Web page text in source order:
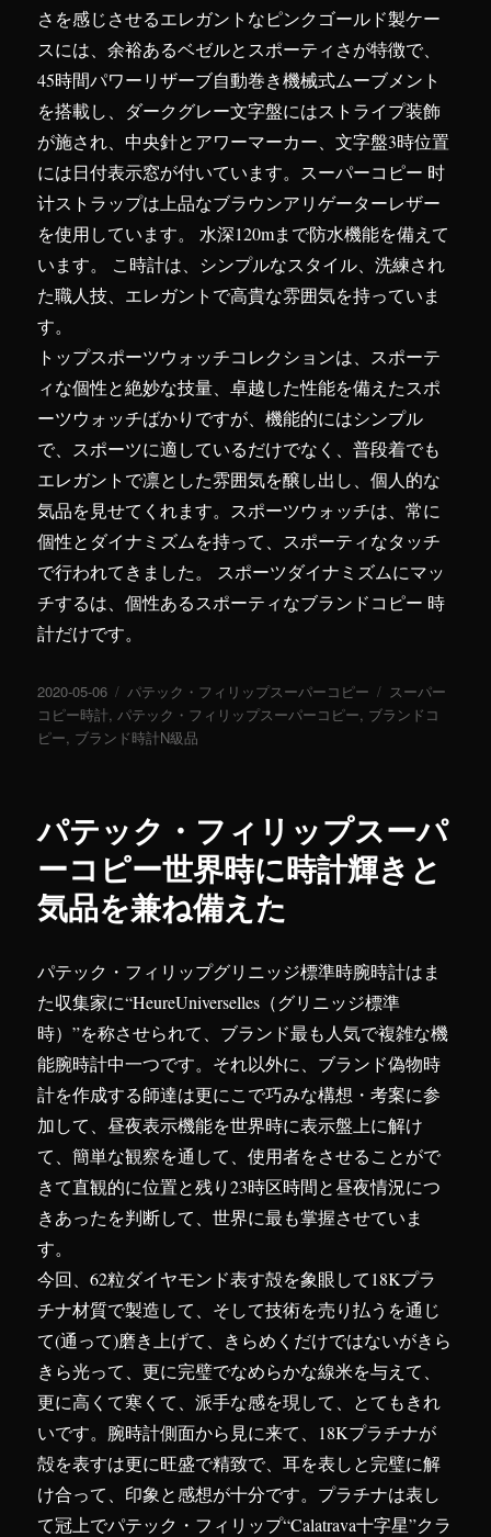
さを感じさせるエレガントなピンクゴールド製ケー
スには、余裕あるベゼルとスポーティさが特徴で、
45時間パワーリザーブ自動巻き機械式ムーブメント
を搭載し、ダークグレー文字盤にはストライプ装飾
が施され、中央針とアワーマーカー、文字盤3時位置
には日付表示窓が付いています。スーパーコピー 时
计ストラップは上品なブラウンアリゲーターレザー
を使用しています。 水深120mまで防水機能を備えて
います。 こ時計は、シンプルなスタイル、洗練され
た職人技、エレガントで高貴な雰囲気を持っていま
す。
トップスポーツウォッチコレクションは、スポーテ
ィな個性と絶妙な技量、卓越した性能を備えたスポ
ーツウォッチばかりですが、機能的にはシンプル
で、スポーツに適しているだけでなく、普段着でも
エレガントで凛とした雰囲気を醸し出し、個人的な
気品を見せてくれます。スポーツウォッチは、常に
個性とダイナミズムを持って、スポーティなタッチ
で行われてきました。 スポーツダイナミズムにマッ
チするは、個性あるスポーティなブランドコピー 時
計だけです。
投
稿
日:
2020-05-06
カ
テ
ゴ
パテック・フィリップスーパーコピー
タ
グ
スーパー
コピー時計,パテック・フィリップスーパーコピー, ブランドコ
ピー, ブランド時計N級品
パテック・フィリップスーパ
ーコピー世界時に時計輝きと
気品を兼ね備えた
パテック・フィリップグリニッジ標準時腕時計はま
た収集家に“HeureUniverselles（グリニッジ標準
時）”を称させられて、ブランド最も人気で複雑な機
能腕時計中一つです。それ以外に、ブランド偽物時
計を作成する師達は更にこで巧みな構想・考案に参
加して、昼夜表示機能を世界時に表示盤上に解け
て、簡単な観察を通して、使用者をさせることがで
きて直観的に位置と残り23時区時間と昼夜情況につ
きあったを判断して、世界に最も掌握させていま
す。
今回、62粒ダイヤモンド表す殻を象眼して18Kプラ
チナ材質で製造して、そして技術を売り払うを通じ
て(通って)磨き上げて、きらめくだけではないがきら
きら光って、更に完璧でなめらかな線米を与えて、
更に高くて寒くて、派手な感を現して、とてもきれ
いです。腕時計側面から見に来て、18Kプラチナが
殻を表すは更に旺盛で精致で、耳を表しと完璧に解
け合って、印象と感想が十分です。プラチナは表し
て冠上でパテック・フィリップ“Calatrava十字星”クラ